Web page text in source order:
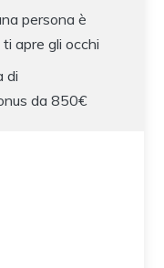
persona è
apre gli occhi
di
da 850€